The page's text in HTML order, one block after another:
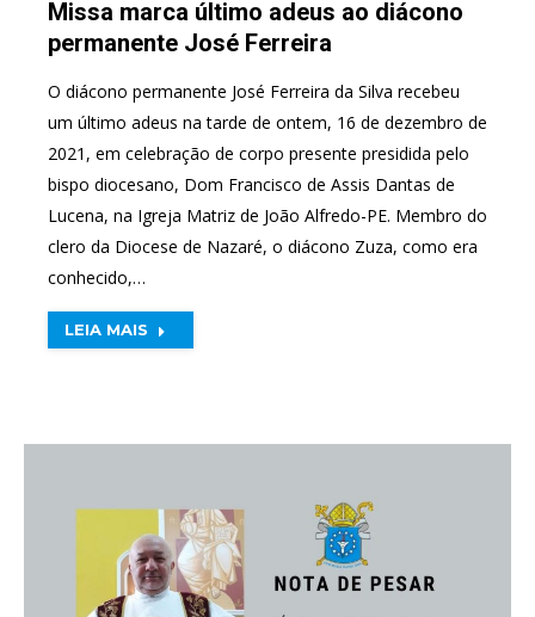
Missa marca último adeus ao diácono
permanente José Ferreira
O diácono permanente José Ferreira da Silva recebeu
um último adeus na tarde de ontem, 16 de dezembro de
2021, em celebração de corpo presente presidida pelo
bispo diocesano, Dom Francisco de Assis Dantas de
Lucena, na Igreja Matriz de João Alfredo-PE. Membro do
clero da Diocese de Nazaré, o diácono Zuza, como era
conhecido,…
LEIA MAIS